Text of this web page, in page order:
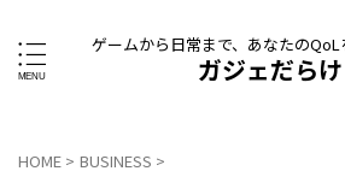
ゲームから日常まで、あなたの
ガジェだらけ
HOME > BUSINESS >